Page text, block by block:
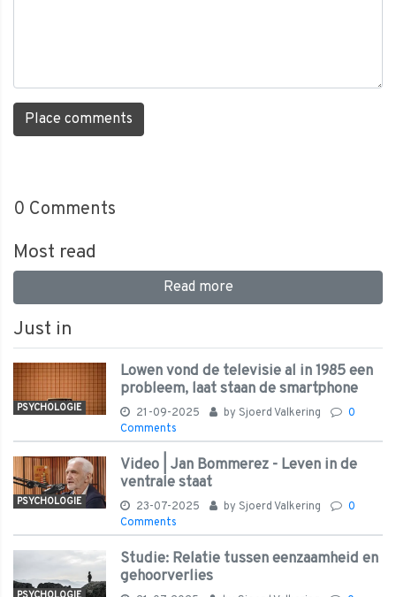
Place comments
0 Comments
Most read
Read more
Just in
PSYCHOLOGIE
Lowen vond de televisie al in 1985 een
probleem, laat staan de smartphone
21-09-2025 by Sjoerd Valkering
0
Comments
PSYCHOLOGIE
Video | Jan Bommerez - Leven in de
ventrale staat
23-07-2025 by Sjoerd Valkering
0
Comments
Studie: Relatie tussen eenzaamheid en
gehoorverlies